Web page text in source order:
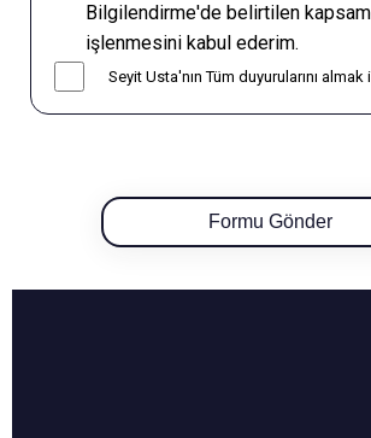
Bilgilendirme'de belirtilen
işlenmesini kabul ederim.
Seyit Usta'nın Tüm duyurularını
Formu Gönder